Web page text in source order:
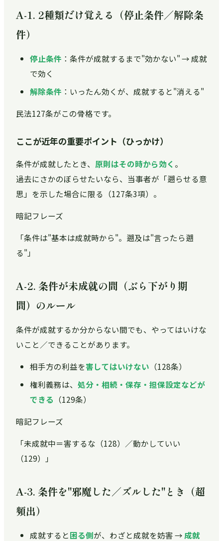
A-1. 2種類だけ覚える（停止条件／解除条
件）
停止条件 ：条件が成就するまで"効かない" → 成就
で効く
解除条件 ：いったん効くが、成就すると"消える"
民法127条がこの骨格です。
ここが近年の重要ポイント（ひっかけ）
条件が成就したとき、 原則はその時から効く 。
過去にさかのぼらせたいなら、当事者が「遡らせる意
思」を示した場合に限る（127条3項）。
暗記フレーズ
「条件は"基本は成就時から"。遡及は"言ったら遡
る"」
A-2. 条件が未成就の間（ぶら下がり期
間）のルール
条件が成就するか分からない間でも、やってはいけな
いこと／できることがあります。
相手方の利益を害してはいけない （128条）
権利義務は、 処分・相続・保存・担保設定などが
できる （129条）
暗記フレーズ
「未成就中＝害するな（128）／動かしていい
（129）」
A-3. 条件を"邪魔した／ズルした"とき（超
頻出）
成就すると困る側が、わざと成就を妨害 → 成就